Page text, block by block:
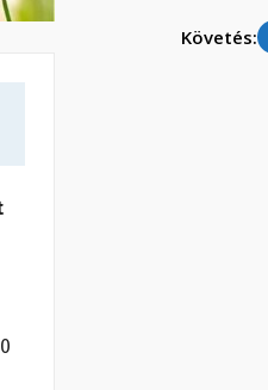
Követés: